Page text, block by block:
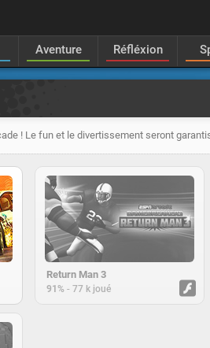
Aventure Réfléxion
! Le fun et le divertissement seront
Return Man 3
91% - 77 k joué